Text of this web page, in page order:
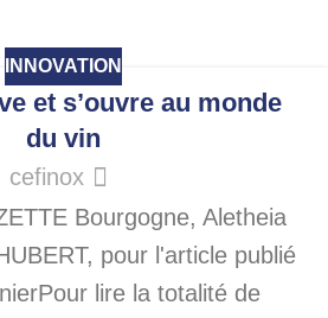
INNOVATION
et s’ouvre au monde
du vin
cefinox
Bourgogne, Aletheia
pour l'article publié
lire la totalité de